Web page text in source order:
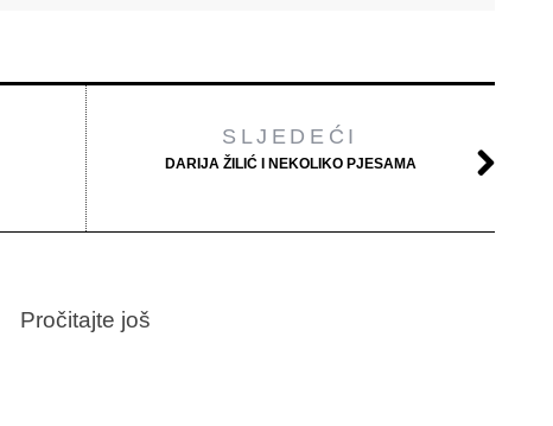
SLJEDEĆI
DARIJA ŽILIĆ I NEKOLIKO PJESAMA
Pročitajte još